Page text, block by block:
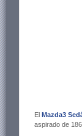
El Mazda3
aspirado de